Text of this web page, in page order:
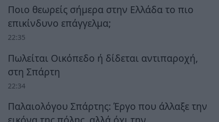
Ποιο θεωρείς σήμερα στην Ελλάδα το πιο
επικίνδυνο επάγγελμα;
22:35
Πωλείται Οικόπεδο ή δίδεται αντιπαροχή,
στη Σπάρτη
22:34
Παλαιολόγου Σπάρτης: Έργο που άλλαξε την